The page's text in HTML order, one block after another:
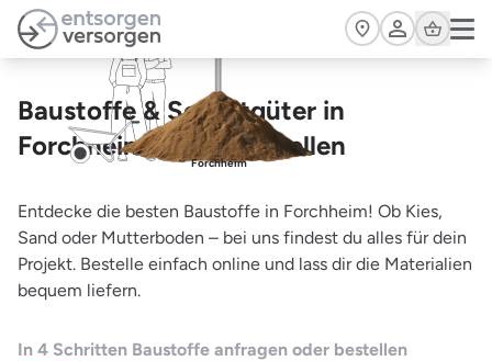
Zum Hauptinhalt springen
Cart
Baustoffe & Schüttgüter in
Forchheim – jetzt bestellen
Forchheim
Entdecke die besten Baustoffe in Forchheim! Ob Kies,
Sand oder Mutterboden – bei uns findest du alles für dein
Projekt. Bestelle einfach online und lass dir die Materialien
bequem liefern.
In 4 Schritten Baustoffe anfragen oder bestellen